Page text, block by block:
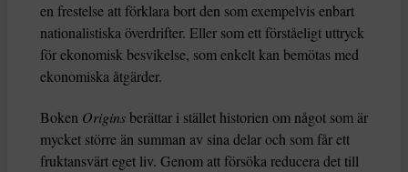
en frestelse att förklara bort den som exempelvis enbart
nationalistiska överdrifter. Eller som ett förståeligt uttryck
för ekonomisk besvikelse, som enkelt kan bemötas med
ekonomiska åtgärder.
Boken Originsberättar i stället historien om något som är
mycket större än summan av sina delar och som får ett
fruktansvärt eget liv. Genom att försöka reducera det till